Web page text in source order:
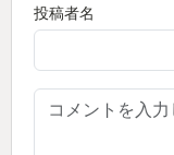
投稿者名